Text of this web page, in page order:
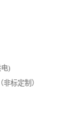
电)
标定制）